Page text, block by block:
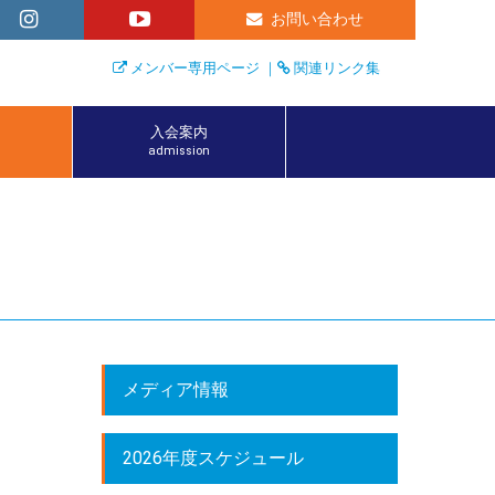
お問い合わせ
メンバー専用ページ ｜ 関連リンク集
入会案内
admission
メディア情報
2026年度スケジュール